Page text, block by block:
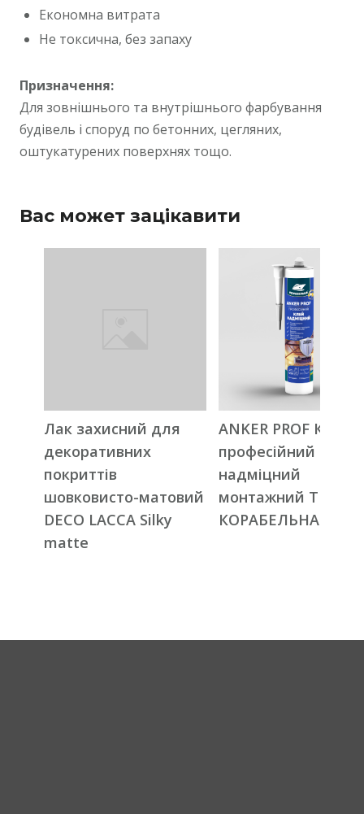
Економна витрата
Не токсична, без запаху
Призначення:
Для зовнішнього та внутрішнього фарбування
будівель і споруд по бетонних, цегляних,
оштукатурених поверхнях тощо.
Вас может зацікавити
Лак захисний для
декоративних
покриттів
шовковисто-матовий
DECO LACCA Silky
matte
ANKER PROF Клей
професійний
надміцний
монтажний ТМ
КОРАБЕЛЬНА